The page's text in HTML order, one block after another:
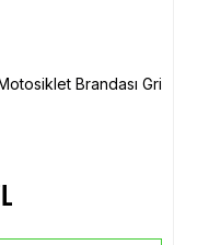
Brandası Gri